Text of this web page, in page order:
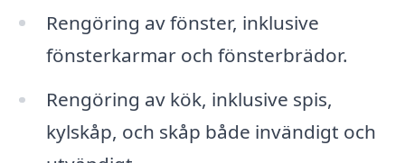
Rengöring av fönster, inklusive
fönsterkarmar och fönsterbrädor.
Rengöring av kök, inklusive spis,
kylskåp, och skåp både invändigt och